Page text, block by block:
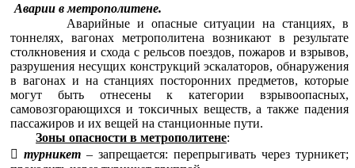
Аварии в метрополитене.
Аварийные и опасные ситуации на станциях, в
тоннелях, вагонах метрополитена возникают в результате
столкновения и схода с рельсов поездов, пожаров и взрывов,
разрушения несущих конструкций эскалаторов, обнаружения
в вагонах и на станциях посторонних предметов, которые
могут быть отнесены к категории взрывоопасных,
самовозгорающихся и токсичных веществ, а также падения
пассажиров и их вещей на станционные пути.
Зоны опасности в метрополитене:
 турникет – запрещается: перепрыгивать через турникет;